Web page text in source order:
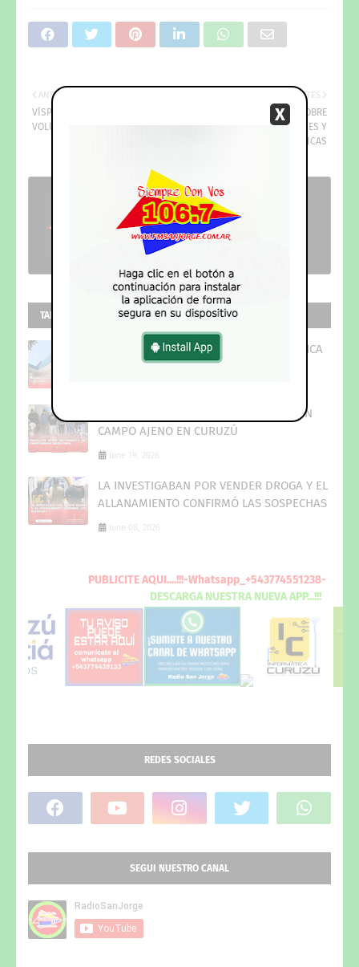
MÁS RECIENTES
ENCUENTRO SOBRE
INVERSIONES Y
OPORTUNIDADES TURISTICAS
ANTIGUOS
VÍSPERA DEL DIA DEL BOMBERO
VOLUNTARIO
Publicadas porSanJorgeMedio
TAL VEZ TE INTERESEN ESTAS ENTRADAS
MENOR SUFRIÓ UNA DESCARGA ELÉCTRICA
PRESOS POR ENTRAR SIN PERMISO A UN
CAMPO AJENO EN CURUZÚ
June 19, 2026
LA INVESTIGABAN POR VENDER DROGA Y EL
ALLANAMIENTO CONFIRMÓ LAS SOSPECHAS
June 08, 2026
PUBLICITEAQUI....!!!-Whatsapp_+543774551238-
DESCARGANUESTRA NUEVAAPP...!!!
REDES SOCIALES
SEGUI NUESTRO CANAL
X